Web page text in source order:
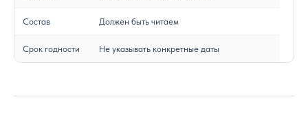
Состав Должен быть читаем
Срок годности Не указывать конкретные даты